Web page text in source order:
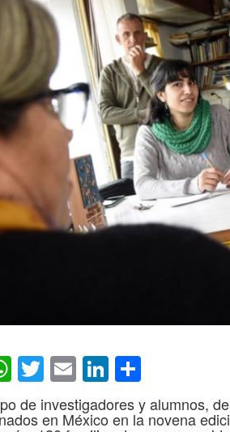
WhatsApp
Twitter
EmailLinkedIn
de investigadores y alumnos,
en México en la novena